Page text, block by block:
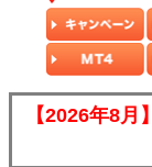
【2026年8